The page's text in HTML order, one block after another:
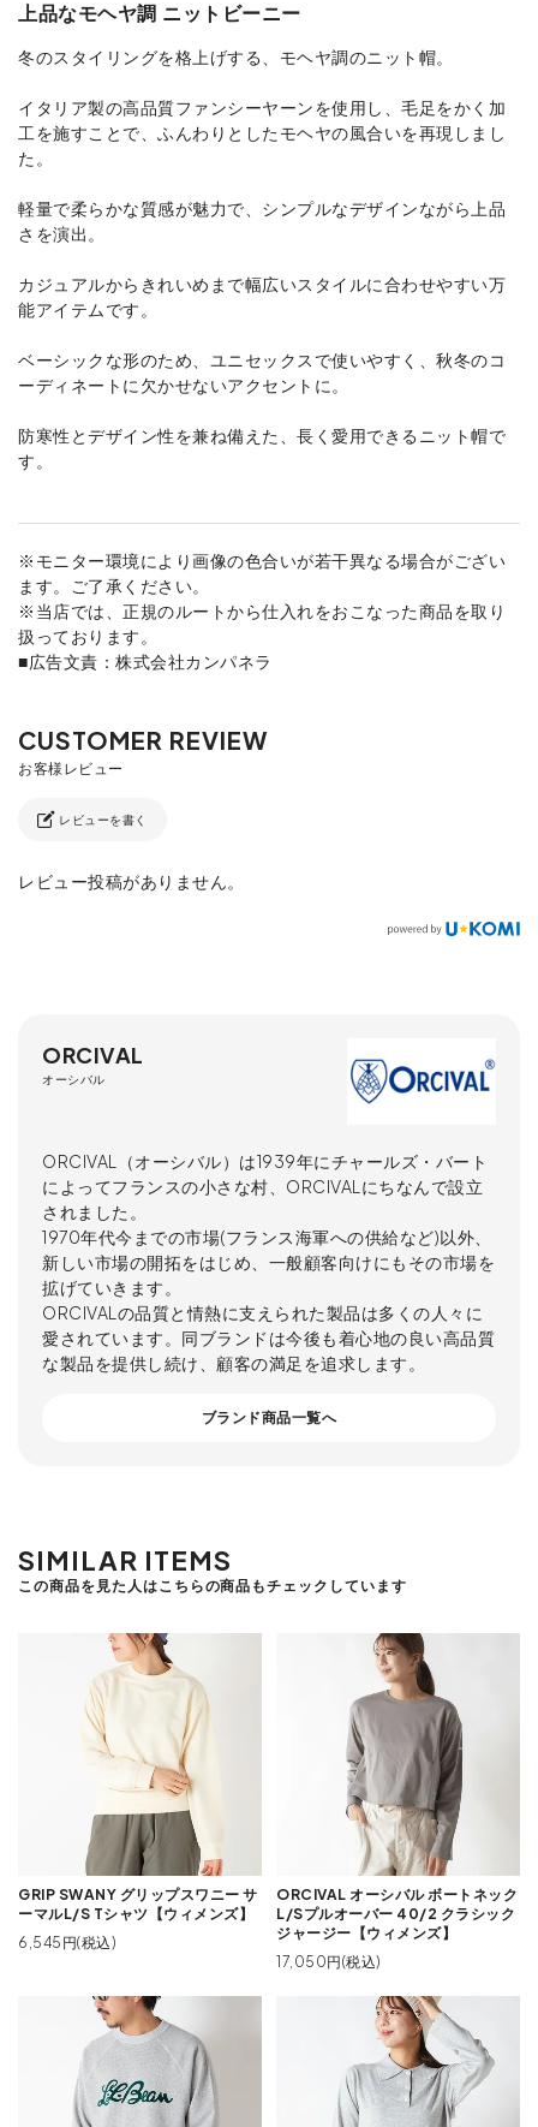
上品なモヘヤ調 ニットビーニー
冬のスタイリングを格上げする、モヘヤ調のニット帽。
イタリア製の高品質ファンシーヤーンを使用し、毛足をかく加
工を施すことで、ふんわりとしたモヘヤの風合いを再現しまし
た。
軽量で柔らかな質感が魅力で、シンプルなデザインながら上品
さを演出。
カジュアルからきれいめまで幅広いスタイルに合わせやすい万
能アイテムです。
ベーシックな形のため、ユニセックスで使いやすく、秋冬のコ
ーディネートに欠かせないアクセントに。
防寒性とデザイン性を兼ね備えた、長く愛用できるニット帽で
す。
※モニター環境により画像の色合いが若干異なる場合がござい
ます。ご了承ください。
※当店では、正規のルートから仕入れをおこなった商品を取り
扱っております。
■広告文責：株式会社カンパネラ
レビューを書く
レビュー投稿がありません。
ORCIVAL
オーシバル
ORCIVAL（オーシバル）は1939年にチャールズ・バート
によってフランスの小さな村、ORCIVALにちなんで設立
されました。
1970年代今までの市場(フランス海軍への供給など)以外、
新しい市場の開拓をはじめ、一般顧客向けにもその市場を
拡げていきます。
ORCIVALの品質と情熱に支えられた製品は多くの人々に
愛されています。同ブランドは今後も着心地の良い高品質
な製品を提供し続け、顧客の満足を追求します。
ブランド商品一覧へ
SIMILAR ITEMS
この商品を見た人はこちらの商品もチェックしています
GRIP SWANY グリップスワニー サ
ーマルL/S Tシャツ【ウィメンズ】
6,545円(税込)
ORCIVAL オーシバル ボートネック
L/Sプルオーバー 40/2 クラシック
ジャージー【ウィメンズ】
17,050円(税込)